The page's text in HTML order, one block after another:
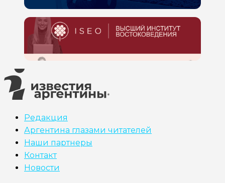
Редакция
Аргентина глазами читателей
Наши партнеры
Контакт
Новости